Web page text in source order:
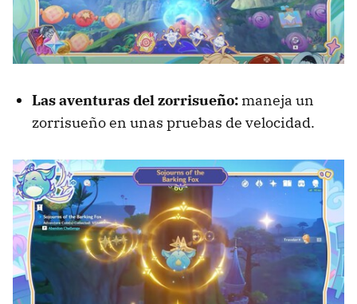
Las aventuras del zorrisueño: maneja un
zorrisueño en unas pruebas de velocidad.